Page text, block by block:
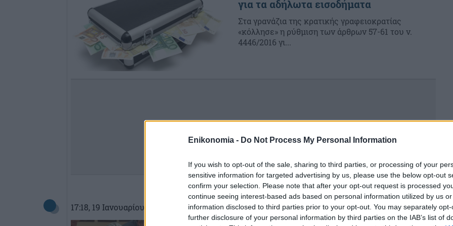
Enikonomia - Do Not Process My Personal Information
If you wish to opt-out of the sale, sharing to third parties, or processing of your
sensitive information for targeted advertising by us, please use the below opt-out
confirm your selection. Please note that after your opt-out request is processed
continue seeing interest-based ads based on personal information utilized by us
information disclosed to third parties prior to your opt-out. You may separately
further disclosure of your personal information by third parties on the IAB’s list of
για τα αδήλωτα εισοδήματα
Στα γρανάζια της κρατικής γραφειοκρατίας
«κόλλησε» η ρύθμιση των άρθρων 57-61 του ν.
4446/2016 γι...
17:18, 19 Ιανουαρίου 2017 Οικονομία